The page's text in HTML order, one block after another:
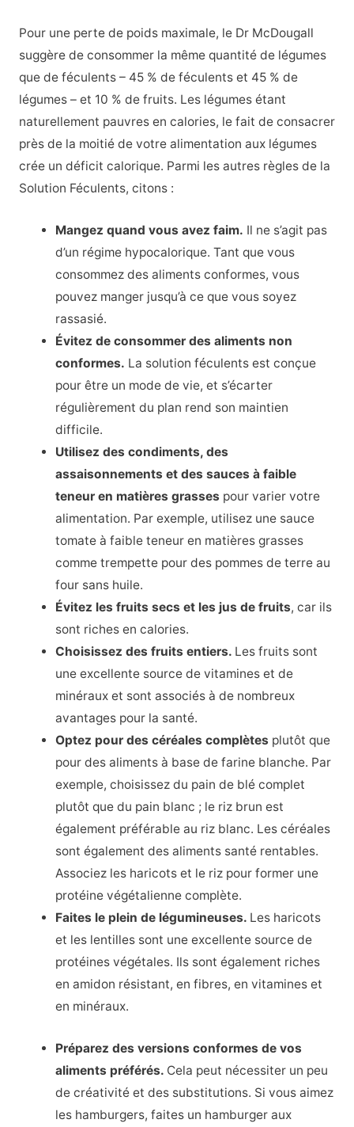
Pour une perte de poids maximale, le Dr McDougall
suggère de consommer la même quantité de légumes
que de féculents – 45 % de féculents et 45 % de
légumes – et 10 % de fruits. Les légumes étant
naturellement pauvres en calories, le fait de consacrer
près de la moitié de votre alimentation aux légumes
crée un déficit calorique. Parmi les autres règles de la
Solution Féculents, citons :
Mangez quand vous avez faim. Il ne s’agit pas
d’un régime hypocalorique. Tant que vous
consommez des aliments conformes, vous
pouvez manger jusqu’à ce que vous soyez
rassasié.
Évitez de consommer des aliments non
conformes. La solution féculents est conçue
pour être un mode de vie, et s’écarter
régulièrement du plan rend son maintien
difficile.
Utilisez des condiments, des
assaisonnements et des sauces à faible
teneur en matières grasses pour varier votre
alimentation. Par exemple, utilisez une sauce
tomate à faible teneur en matières grasses
comme trempette pour des pommes de terre au
four sans huile.
Évitez les fruits secs et les jus de fruits, car ils
sont riches en calories.
Choisissez des fruits entiers. Les fruits sont
une excellente source de vitamines et de
minéraux et sont associés à de nombreux
avantages pour la santé.
Optez pour des céréales complètes plutôt que
pour des aliments à base de farine blanche. Par
exemple, choisissez du pain de blé complet
plutôt que du pain blanc ; le riz brun est
également préférable au riz blanc. Les céréales
sont également des aliments santé rentables.
Associez les haricots et le riz pour former une
protéine végétalienne complète.
Faites le plein de légumineuses. Les haricots
et les lentilles sont une excellente source de
protéines végétales. Ils sont également riches
en amidon résistant, en fibres, en vitamines et
en minéraux.
Préparez des versions conformes de vos
aliments préférés. Cela peut nécessiter un peu
de créativité et des substitutions. Si vous aimez
les hamburgers, faites un hamburger aux